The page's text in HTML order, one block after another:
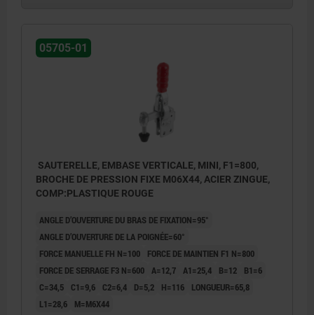
05705-01
SAUTERELLE, EMBASE VERTICALE, MINI, F1=800,
BROCHE DE PRESSION FIXE M06X44, ACIER ZINGUE,
COMP:PLASTIQUE ROUGE
ANGLE D’OUVERTURE DU BRAS DE FIXATION=95°
ANGLE D’OUVERTURE DE LA POIGNÉE=60°
FORCE MANUELLE FH N=100
FORCE DE MAINTIEN F1 N=800
FORCE DE SERRAGE F3 N=600 A=12,7 A1=25,4 B=12
B1=6
C=34,5
C1=9,6 C2=6,4 D=5,2 H=116
LONGUEUR=65,8
L1=28,6
M=M6X44